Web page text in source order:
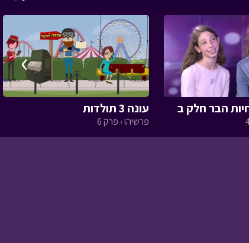
זום ערב שמחת תורה
תשפו - עם טוביה•
מתוך מיוחדים
עונה 3 תולדות
פרשיהו › פרק 6
›